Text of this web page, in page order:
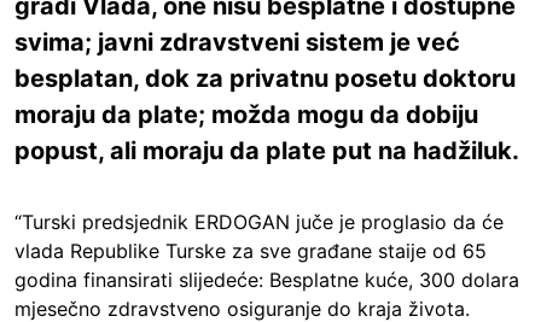
svima; javni zdravstveni sistem je već
besplatan, dok za privatnu posetu doktoru
moraju da plate; možda mogu da dobiju
popust, ali moraju da plate put na hadžiluk.
“Turski predsjednik ERDOGAN juče je proglasio da će
vlada Republike Turske za sve građane staije od 65
godina finansirati slijedeće: Besplatne kuće, 300 dolara
mjesečno zdravstveno osiguranje do kraja života.